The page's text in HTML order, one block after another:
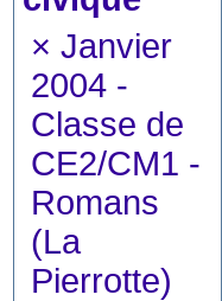
× Janvier
2004 -
Classe de
CE2/CM1 -
Romans
(La
Pierrotte)